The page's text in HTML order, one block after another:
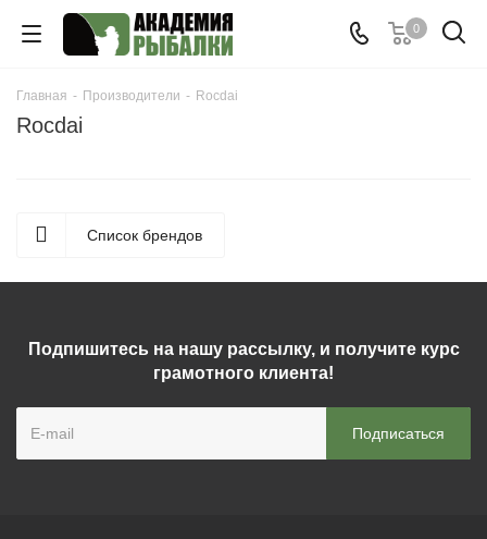
0
Главная - Производители - Rocdai
Rocdai
Список брендов
Подпишитесь на нашу рассылку, и получите курс
грамотного клиента!